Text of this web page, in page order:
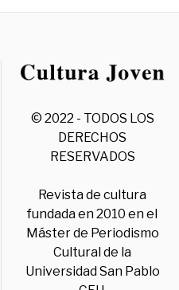
© 2022 - TODOS LOS
DERECHOS
RESERVADOS
Revista de cultura
fundada en 2010 en el
Máster de Periodismo
Cultural de la
Universidad San Pablo